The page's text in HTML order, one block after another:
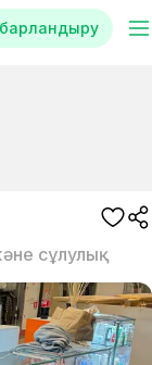
сұлулық